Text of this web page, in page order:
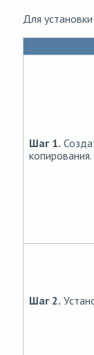
Для
Шаг 1.
копирования.
Шаг 2.